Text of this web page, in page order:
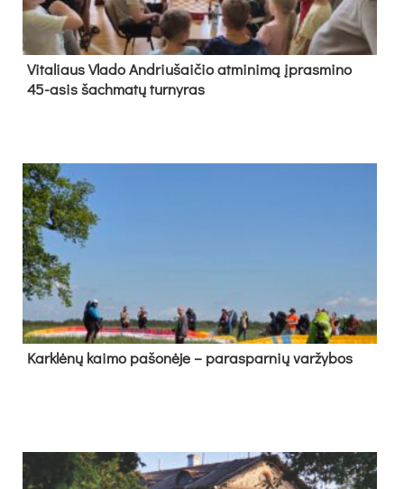
Vi­ta­liaus Vla­do And­riu­šai­čio at­mi­ni­mą įpras­mi­no
45-asis šach­ma­tų tur­ny­ras
Kark­lė­nų kai­mo pa­šo­nė­je – pa­ras­par­nių var­žy­bos